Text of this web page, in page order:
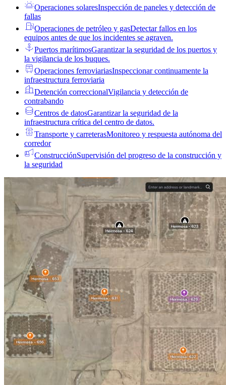
Operaciones solaresInspección de paneles y detección de
fallas
Operaciones de petróleo y gasDetectar fallos en los
equipos antes de que los incidentes se agraven.
Puertos marítimosGarantizar la seguridad de los puertos y
la vigilancia de los buques.
Operaciones ferroviariasInspeccionar continuamente la
infraestructura ferroviaria
Detención correccionalVigilancia y detección de
contrabando
Centros de datosGarantizar la seguridad de la
infraestructura crítica del centro de datos.
Transporte y carreterasMonitoreo y respuesta autónoma del
corredor
ConstrucciónSupervisión del progreso de la construcción y
la seguridad